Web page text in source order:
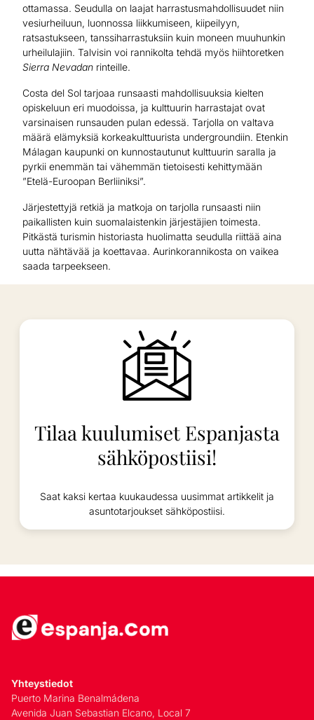
ottamassa. Seudulla on laajat harrastusmahdollisuudet niin
vesiurheiluun, luonnossa liikkumiseen, kiipeilyyn,
ratsastukseen, tanssiharrastuksiin kuin moneen muuhunkin
urheilulajiin. Talvisin voi rannikolta tehdä myös hiihtoretken
Sierra Nevadan rinteille.
Costa del Sol tarjoaa runsaasti mahdollisuuksia kielten
opiskeluun eri muodoissa, ja kulttuurin harrastajat ovat
varsinaisen runsauden pulan edessä. Tarjolla on valtava
määrä elämyksiä korkeakulttuurista undergroundiin. Etenkin
Málagan kaupunki on kunnostautunut kulttuurin saralla ja
pyrkii enemmän tai vähemmän tietoisesti kehittymään
”Etelä-Euroopan Berliiniksi”.
Järjestettyjä retkiä ja matkoja on tarjolla runsaasti niin
paikallisten kuin suomalaistenkin järjestäjien toimesta.
Pitkästä turismin historiasta huolimatta seudulla riittää aina
uutta nähtävää ja koettavaa. Aurinkorannikosta on vaikea
saada tarpeekseen.
Tilaa kuulumiset Espanjasta
sähköpostiisi!
Saat kaksi kertaa kuukaudessa uusimmat artikkelit ja
asuntotarjoukset sähköpostiisi.
Yhteystiedot
Puerto Marina Benalmádena
Avenida Juan Sebastian Elcano, Local 7